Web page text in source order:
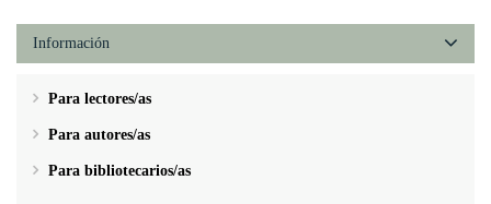
Información
Para lectores/as
Para autores/as
Para bibliotecarios/as